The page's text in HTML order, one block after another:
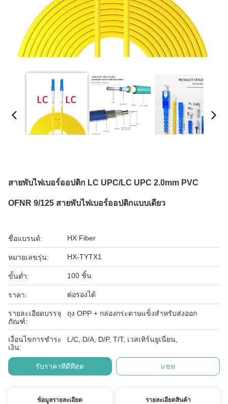
สายพับไฟเบอร์ออปติก LC UPC/LC UPC 2.0mm PVC
OFNR 9/125 สายพับไฟเบอร์ออปติกแบบเดียว
ชื่อแบรนด์: HX Fiber
หมายเลขรุ่น: HX-TYTX1
ขั้นต่ำ: 100 ชิ้น
ราคา: ต่อรองได้
รายละเอียดบรรจุ
ภัณฑ์:
ถุง OPP + กล่องกระดาษแข็งสำหรับส่งออก
เงื่อนไขการชำระ
เงิน:
L/C, D/A, D/P, T/T, เวสเทิร์นยูเนี่ยน,
รับราคาที่ดีที่สุด แชท
ข้อมูลรายละเอียด รายละเอียดสินค้า